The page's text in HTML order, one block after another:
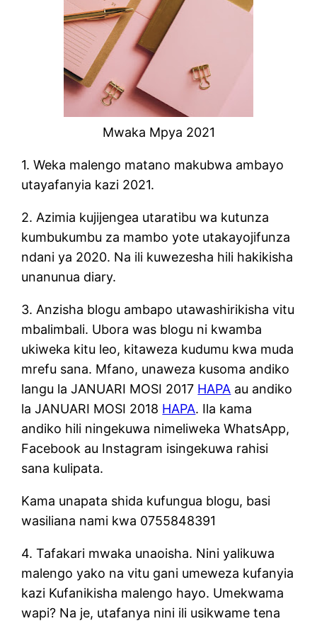
Mwaka Mpya 2021
1. Weka malengo matano makubwa ambayo
utayafanyia kazi 2021.
2. Azimia kujijengea utaratibu wa kutunza
kumbukumbu za mambo yote utakayojifunza
ndani ya 2020. Na ili kuwezesha hili hakikisha
unanunua diary.
3. Anzisha blogu ambapo utawashirikisha vitu
mbalimbali. Ubora was blogu ni kwamba
ukiweka kitu leo, kitaweza kudumu kwa muda
mrefu sana. Mfano, unaweza kusoma andiko
langu la JANUARI MOSI 2017 HAPA au andiko
la JANUARI MOSI 2018 HAPA. Ila kama
andiko hili ningekuwa nimeliweka WhatsApp,
Facebook au Instagram isingekuwa rahisi
sana kulipata.
Kama unapata shida kufungua blogu, basi
wasiliana nami kwa 0755848391
4. Tafakari mwaka unaoisha. Nini yalikuwa
malengo yako na vitu gani umeweza kufanyia
kazi Kufanikisha malengo hayo. Umekwama
wapi? Na je, utafanya nini ili usikwame tena